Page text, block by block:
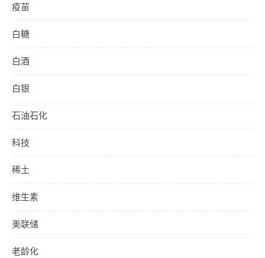
疫苗
白糖
白酒
白银
石油石化
科技
稀土
维生素
美联储
老龄化